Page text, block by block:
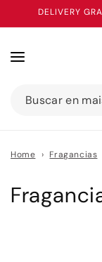
directamente
al contenido
DELIVERY
Buscar en
Home › Fragancias
C